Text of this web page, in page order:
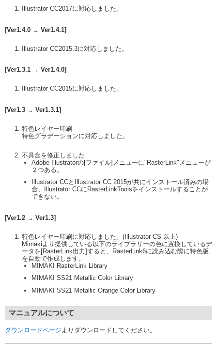
Illustrator CC2017に対応しました。
[Ver1.4.0 → Ver1.4.1]
Illustrator CC2015.3に対応しました。
[Ver1.3.1 → Ver1.4.0]
Illustrator CC2015に対応しました。
[Ver1.3 → Ver1.3.1]
特色レイヤー印刷
特色グラデーションに対応しました。
不具合を修正しました
Adobe Illustratorの[ファイル]メニューに"RasterLink"メニューが
２つある。
Illustrator CCとIllustrator CC 2015が共にインストール済みの場
合、Illustrator CCにRasterLinkToolsをインストールすることが
できない。
[Ver1.2 → Ver1.3]
特色レイヤー印刷に対応しました。(Illustrator CS 以上)
Mimakiより提供している以下のライブラリーの色に置換しているデ
ータを[RasterLink出力]すると、RasterLink6に読み込む際に特色版
を自動で作成します。
MIMAKI RasterLink Library
MIMAKI SS21 Metallic Color Library
MIMAKI SS21 Metallic Orange Color Library
マニュアルについて
ダウンロードページ よりダウンロードしてください。